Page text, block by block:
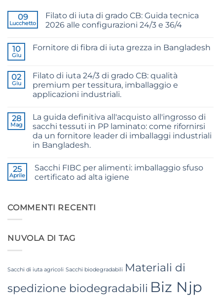
09
Lucchetto
Filato di iuta di grado CB: Guida tecnica
2026 alle configurazioni 24/3 e 36/4
su
Yarn:
The
Technical
2026
Guide
and
36/4
Configurations
10
Giu
Fornitore di fibra di iuta grezza in Bangladesh
Raw
Jute
Fibre
Supplier
02
Giu
Filato di iuta 24/3 di grado CB: qualità
premium per tessitura, imballaggio e
applicazioni industriali.
su
CB
Grade
Jute
Yarn:
for
Weaving,
Packaging
28
Mag
La guida definitiva all'acquisto all'ingrosso di
sacchi tessuti in PP laminato: come rifornirsi
da un fornitore leader di imballaggi industriali
in Bangladesh.
su
Ultimate
PP
Woven
from
Supplier
Bangladesh
25
Aprile
Sacchi FIBC per alimenti: imballaggio sfuso
certificato ad alta igiene
Food
Grade
High-
COMMENTI RECENTI
NUVOLA DI TAG
Sacchi di iuta agricoli Sacchi biodegradabili Materiali di
spedizione biodegradabili Biz Njp